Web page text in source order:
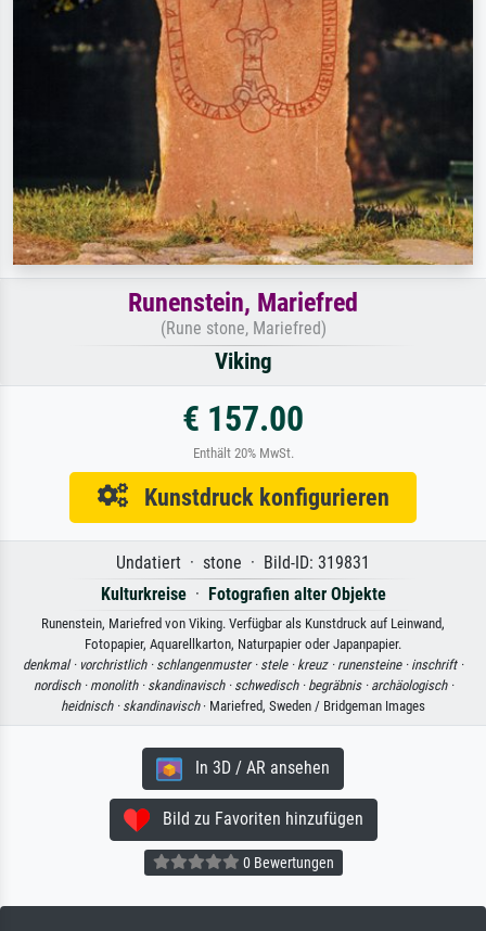
Runenstein, Mariefred
(Rune stone, Mariefred)
Viking
€ 157.00
Enthält 20% MwSt.
Kunstdruck konfigurieren
Undatiert · stone · Bild-ID: 319831
Kulturkreise· Fotografien alter Objekte
Runenstein, Mariefred von Viking. Verfügbar als Kunstdruck auf Leinwand,
Fotopapier, Aquarellkarton, Naturpapier oder Japanpapier.
denkmal · vorchristlich · schlangenmuster · stele · kreuz · runensteine · inschrift ·
nordisch · monolith · skandinavisch · schwedisch · begräbnis · archäologisch ·
heidnisch · skandinavisch· Mariefred, Sweden / Bridgeman Images
In 3D / AR ansehen
Bild zu Favoriten hinzufügen
0 Bewertungen